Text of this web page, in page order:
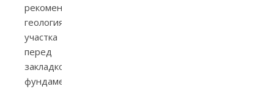
рекомендуется
геология
участка
перед
закладкой
фундамента.